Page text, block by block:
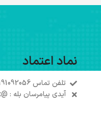
نماد اعتماد
تلفن تماس 05191092056
آیدی پیامرسان بله : @QuikkLux